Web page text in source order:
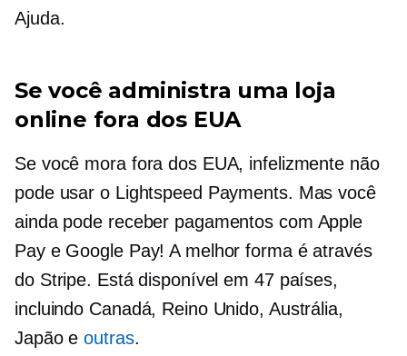
Ajuda.
Se você administra uma loja
online fora dos EUA
Se você mora fora dos EUA, infelizmente não
pode usar o Lightspeed Payments. Mas você
ainda pode receber pagamentos com Apple
Pay e Google Pay! A melhor forma é através
do Stripe. Está disponível em 47 países,
incluindo Canadá, Reino Unido, Austrália,
Japão eoutras.